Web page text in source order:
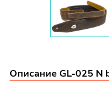
Описание GL-025 N